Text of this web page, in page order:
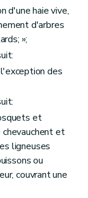
d'une haie vive,
d'arbres
»;
des
et
et
ligneuses
ou
couvrant une